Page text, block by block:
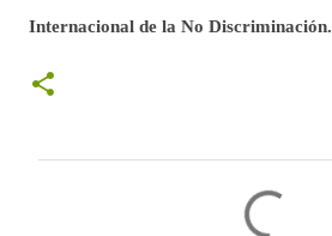
Internacional de la No Discriminación.